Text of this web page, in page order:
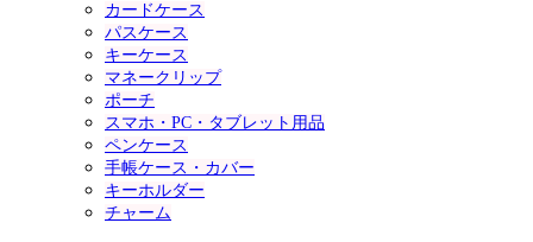
カードケース
パスケース
キーケース
マネークリップ
ポーチ
スマホ・PC・タブレット用品
ペンケース
手帳ケース・カバー
キーホルダー
チャーム